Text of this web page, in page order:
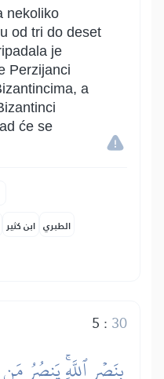
nekoliko
od tri do deset
je
Perzijanci
a
će se
ابن كثير الطبري
5 : 30
بِنَصۡرِ ٱللَّهِۚ يَنصُرُ